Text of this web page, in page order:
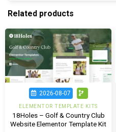
Related products
2026-08-07
ELEMENTOR TEMPLATE KITS
18Holes – Golf & Country Club
Website Elementor Template Kit